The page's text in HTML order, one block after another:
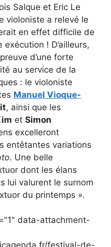
Salque et Eric Le
violoniste a relevé le
en effet difficile de
! D’ailleurs,
d’une forte
au service de la
: le violoniste
Manuel Vioque-
, ainsi que les
et Simon
excelleront
entêtantes variations
. Une belle
dont les élans
lui valurent le surnom
du printemps ».
data-attachment-